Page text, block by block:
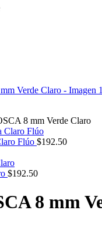
8 mm Verde Claro
Flúo $192.50
$192.50
8 mm